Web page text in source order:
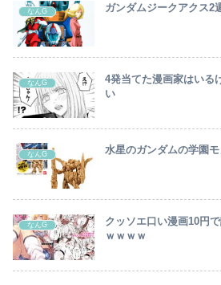
なんG ガンダムジークアクス2
なんG
4発当てた漫画家はいる
い
なんG 水星のガンダムの学園
なんG
クッソエ口い漫画10円
ｗｗｗｗ